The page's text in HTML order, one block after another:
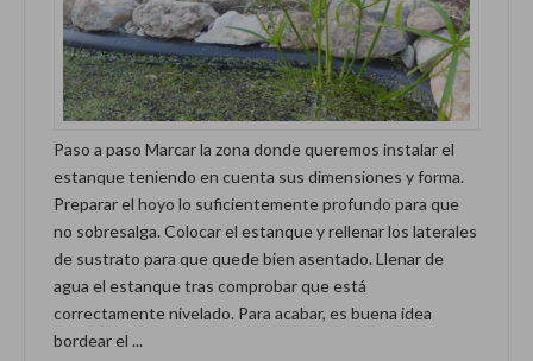
Paso a paso Marcar la zona donde queremos instalar el
estanque teniendo en cuenta sus dimensiones y forma.
Preparar el hoyo lo suficientemente profundo para que
no sobresalga. Colocar el estanque y rellenar los laterales
de sustrato para que quede bien asentado. Llenar de
agua el estanque tras comprobar que está
correctamente nivelado. Para acabar, es buena idea
bordear el ...